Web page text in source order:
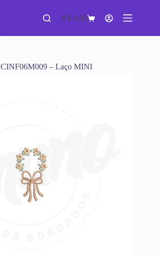
R$ 0,00
CINF06M009 – Laço MINI